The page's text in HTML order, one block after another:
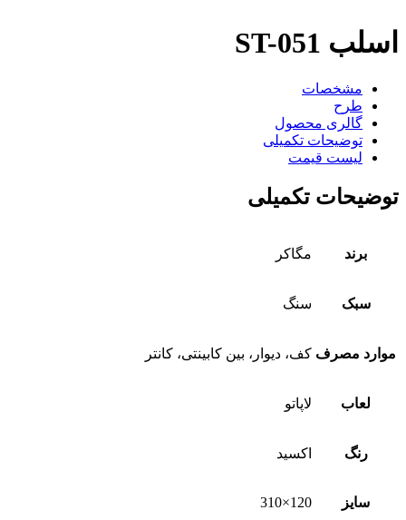
اسلب ST-051
مشخصات
طرح
گالری محصول
توضیحات تکمیلی
لیست قیمت
توضیحات تکمیلی
برند مگاکر
سبک سنگ
موارد مصرف کف، دیوار، بین کابینتی، کانتر
لعاب لاپاتو
رنگ اکسید
سایز 120×310